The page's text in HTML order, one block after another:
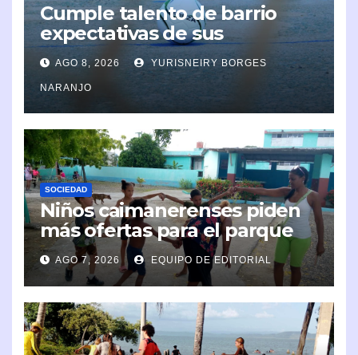
Cumple talento de barrio
expectativas de sus
organizadores
AGO 8, 2026 YURISNEIRY BORGES
NARANJO
SOCIEDAD
Niños caimanerenses piden
más ofertas para el parque
infantil
AGO 7, 2026 EQUIPO DE EDITORIAL